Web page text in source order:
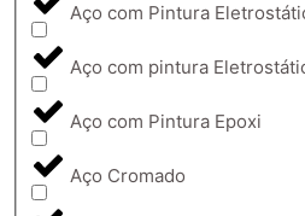
Aço com Pintura
Aço com pintura
Aço com Pintura Epoxi
Aço Cromado